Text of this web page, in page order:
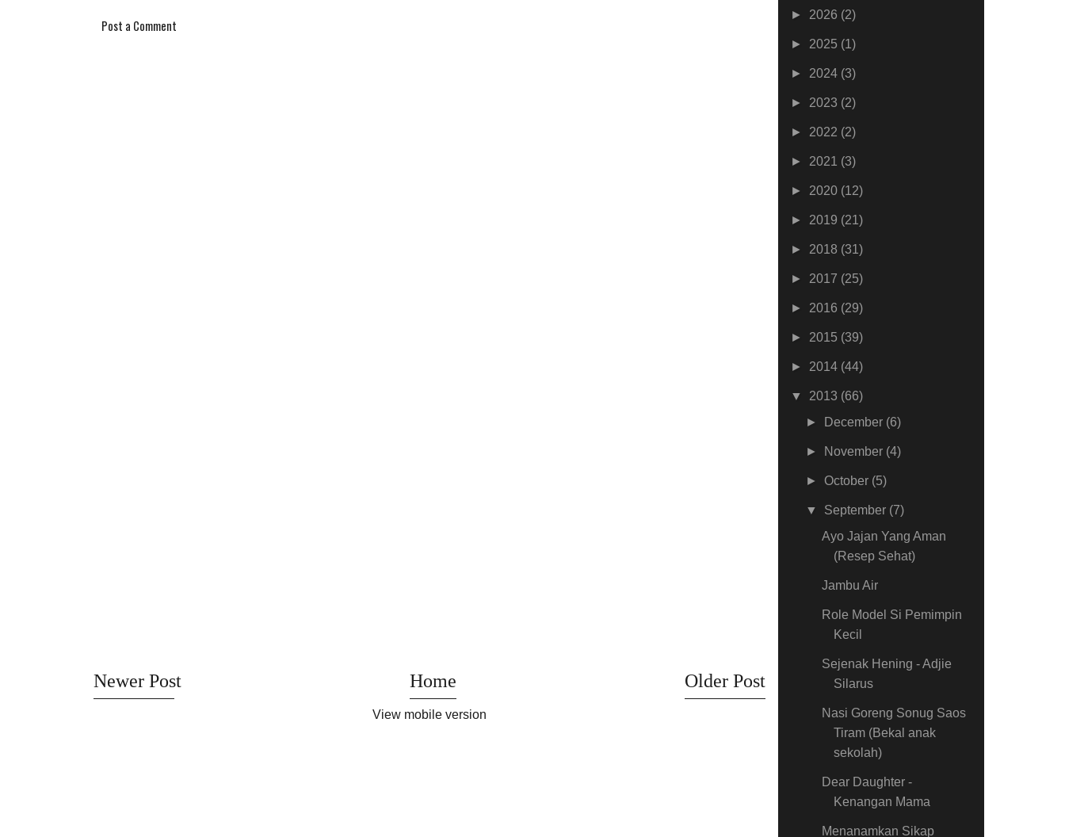
Post a Comment
Newer Post Older Post
Home
View mobile version
► 2026 (2)
► 2025 (1)
► 2024 (3)
► 2023 (2)
► 2022 (2)
► 2021 (3)
► 2020 (12)
► 2019 (21)
► 2018 (31)
► 2017 (25)
► 2016 (29)
► 2015 (39)
► 2014 (44)
▼ 2013 (66)
►
December (6)
► November (4)
►October (5)
▼ September (7)
Ayo Jajan Yang Aman
(Resep Sehat)
Jambu Air
Role Model Si Pemimpin
Kecil
Sejenak Hening - Adjie
Silarus
Nasi Goreng Sonug Saos
Tiram (Bekal anak
sekolah)
Dear Daughter -
Kenangan Mama
Menanamkan Sikap